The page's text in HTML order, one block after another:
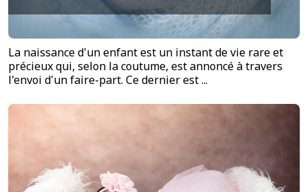
La naissance d'un enfant est un instant de vie rare et
précieux qui, selon la coutume, est annoncé à travers
l'envoi d'un faire-part. Ce dernier est ...